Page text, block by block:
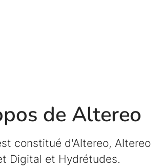
de Altereo
constitué d'Altereo, Altereo
Digital et Hydrétudes.